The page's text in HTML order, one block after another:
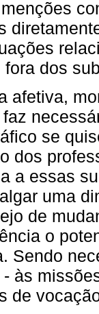
dos
afetiva,
se
dos
a essas
uma
de
o
Sendo
às
de